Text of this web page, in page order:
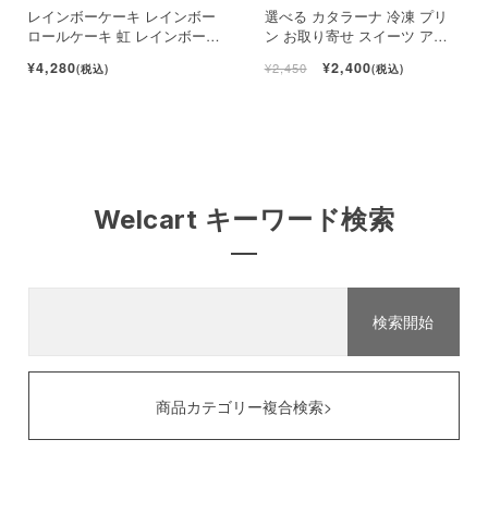
レインボーケーキ レインボー
ロールケーキ 虹 レインボース
¥4,280(税込)
選べる カタラーナ 冷凍 プリ
ン お取り寄せ スイーツ アイ
¥2,450 ¥2,400(税込)
Welcart キーワード検索
商品カテゴリー複合検索>